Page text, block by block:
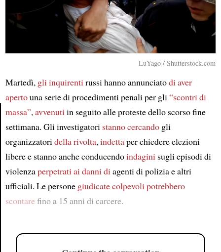
Article
LuYago / Shutterstock.com
Martedì, gli inquirenti russi hanno annunciatodi aver
apertouna serie di procedimenti penali per gli “scontri di
massa”, avvenuti in seguito alle proteste dello scorso fine
settimana. Gli investigatori stanno cercandogli
organizzatori della rivolta, indettaper chiedere elezioni
libere e stanno anche conducendoindagini sugli episodi di
violenzaperpetrati ai danni di agenti di polizia e altri
ufficiali. Le persone giudicate colpevoli potrebbero
scontarefino a 15 anni di carcere.